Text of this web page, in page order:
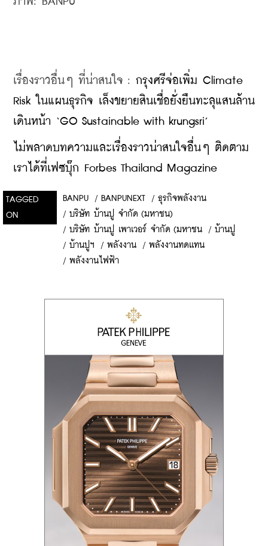
เรื่องราวอื่นๆ ที่น่าสนใจ : กรุงศรีจ่อเพิ่ม Climate
Risk ในแผนธุรกิจ เล็งขยายสินเชื่อยั่งยืนทะลุแสนล้าน
เดินหน้า ‘GO Sustainable with krungsri’
ไม่พลาดบทความและเรื่องราวน่าสนใจอื่นๆ ติดตาม
เราได้ที่เฟซบุ๊ก Forbes Thailand Magazine
TAGGED
ON
BANPU / BANPUNEXT / ธุรกิจพลังงาน
/ บริษัท บ้านปู จำกัด (มหาชน)
/ บริษัท บ้านปู เพาเวอร์ จำกัด (มหาชน / บ้านปู
/ บ้านปูฯ / พลังงาน / พลังงานทดเเทน
/ พลังงานไฟฟ้า